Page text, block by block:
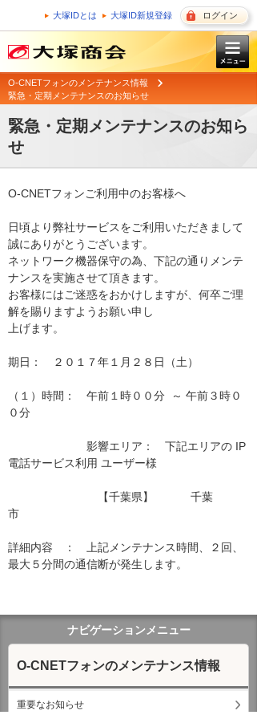
大塚IDとは 大塚ID新規登録 ログイン
O-CNETフォンのメンテナンス情報
緊急・定期メンテナンスのお知らせ
緊急・定期メンテナンスのお知ら
せ
O-CNETフォンご利用中のお客様へ
日頃より弊社サービスをご利用いただきまして
誠にありがとうございます。
ネットワーク機器保守の為、下記の通りメンテ
ナンスを実施させて頂きます。
お客様にはご迷惑をおかけしますが、何卒ご理
解を賜りますようお願い申し
上げます。
期日：　２０１７年１月２８日（土）
（１）時間：　午前１時００分  ～ 午前３時０
０分
影響エリア：　下記エリアの IP
電話サービス利用 ユーザー様
【千葉県】　　　 千葉
市
詳細内容　：　上記メンテナンス時間、２回、
最大５分間の通信断が発生します。
ナビゲーションメニュー
O-CNETフォンのメンテナンス情報
重要なお知らせ